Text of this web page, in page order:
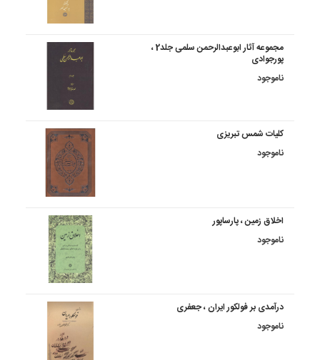
مجموعه آثار ابوعبدالرحمن سلمی جلد2 ،
پورجوادی
ناموجود
کلیات شمس تبریزی
ناموجود
اخلاق زمین ، پارساپور
ناموجود
درآمدی بر فولکور ایران ، جعفری
ناموجود